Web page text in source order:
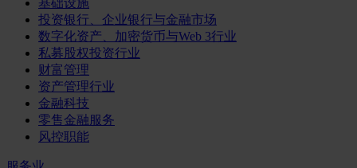
基础设施
投资银行、企业银行与金融市场
数字化资产、加密货币与Web 3行业
私募股权投资行业
财富管理
资产管理行业
金融科技
零售金融服务
风控职能